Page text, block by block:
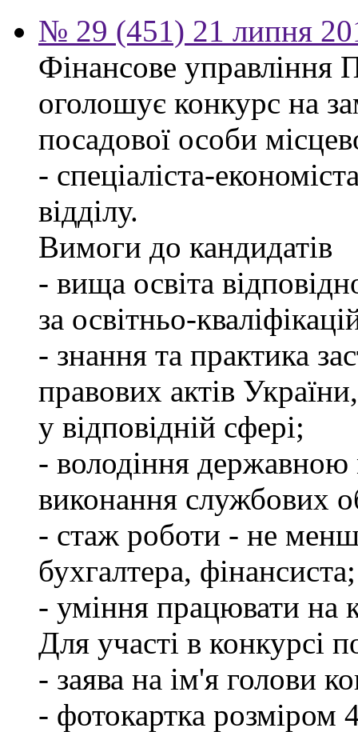
№ 29 (451) 21 липня
Фінансове управління
оголошує конкурс на
посадової особи
- спеціаліста-
відділу.
Вимоги до кандидатів
- вища освіта
за освітньо-
- знання та практика
правових актів
у відповідній сфері;
- володіння державною
виконання службових
- стаж роботи - не
бухгалтера, фінансиста;
- уміння працювати на
Для участі в конкурсі
- заява на ім'я голови
- фотокартка розміром